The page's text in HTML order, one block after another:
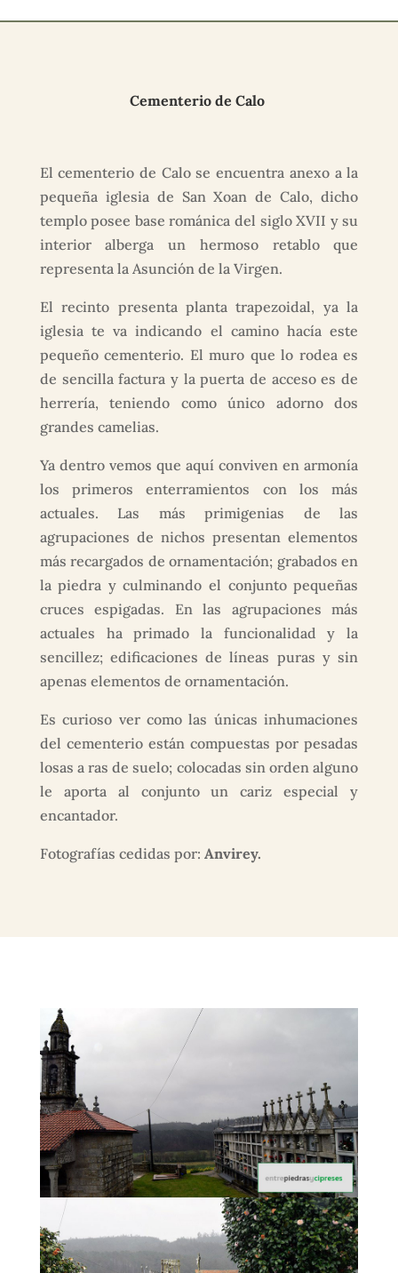
Cementerio de Calo
El cementerio de Calo se encuentra anexo a la
pequeña iglesia de San Xoan de Calo, dicho
templo posee base románica del siglo XVII y su
interior alberga un hermoso retablo que
representa la Asunción de la Virgen.
El recinto presenta planta trapezoidal, ya la
iglesia te va indicando el camino hacía este
pequeño cementerio. El muro que lo rodea es
de sencilla factura y la puerta de acceso es de
herrería, teniendo como único adorno dos
grandes camelias.
Ya dentro vemos que aquí conviven en armonía
los primeros enterramientos con los más
actuales. Las más primigenias de las
agrupaciones de nichos presentan elementos
más recargados de ornamentación; grabados en
la piedra y culminando el conjunto pequeñas
cruces espigadas. En las agrupaciones más
actuales ha primado la funcionalidad y la
sencillez; edificaciones de líneas puras y sin
apenas elementos de ornamentación.
Es curioso ver como las únicas inhumaciones
del cementerio están compuestas por pesadas
losas a ras de suelo; colocadas sin orden alguno
le aporta al conjunto un cariz especial y
encantador.
Fotografías cedidas por: Anvirey.